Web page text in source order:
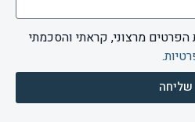
מרצוני, קראתי והסכמתי
.
שליחה